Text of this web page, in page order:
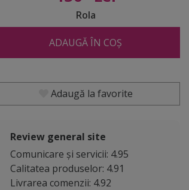
Rola
ADAUGĂ ÎN COȘ
Adaugă la favorite
Review general site
Comunicare și servicii: 4.95
Calitatea produselor: 4.91
Livrarea comenzii: 4.92